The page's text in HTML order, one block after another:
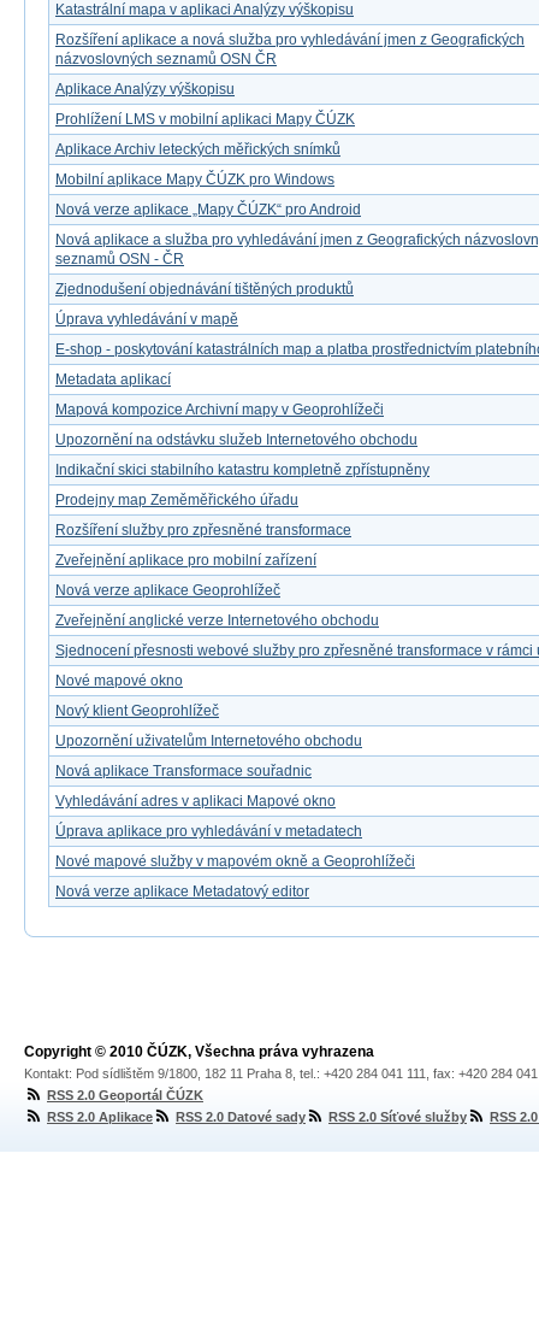
Katastrální mapa v aplikaci Analýzy výškopisu
Rozšíření aplikace a nová služba pro vyhledávání jmen z Geografických
názvoslovných seznamů OSN ČR
Aplikace Analýzy výškopisu
Prohlížení LMS v mobilní aplikaci Mapy ČÚZK
Aplikace Archiv leteckých měřických snímků
Mobilní aplikace Mapy ČÚZK pro Windows
Nová verze aplikace „Mapy ČÚZK“ pro Android
Nová aplikace a služba pro vyhledávání jmen z Geografických
seznamů OSN - ČR
Zjednodušení objednávání tištěných produktů
Úprava vyhledávání v mapě
E-shop - poskytování katastrálních map a platba prostřednictvím
Metadata aplikací
Mapová kompozice Archivní mapy v Geoprohlížeči
Upozornění na odstávku služeb Internetového obchodu
Indikační skici stabilního katastru kompletně zpřístupněny
Prodejny map Zeměměřického úřadu
Rozšíření služby pro zpřesněné transformace
Zveřejnění aplikace pro mobilní zařízení
Nová verze aplikace Geoprohlížeč
Zveřejnění anglické verze Internetového obchodu
Sjednocení přesnosti webové služby pro zpřesněné transformace v rámci
Nové mapové okno
Nový klient Geoprohlížeč
Upozornění uživatelům Internetového obchodu
Nová aplikace Transformace souřadnic
Vyhledávání adres v aplikaci Mapové okno
Úprava aplikace pro vyhledávání v metadatech
Nové mapové služby v mapovém okně a Geoprohlížeči
Nová verze aplikace Metadatový editor
Copyright © 2010 ČÚZK, Všechna práva vyhrazena
Kontakt: Pod sídlištěm 9/1800, 182 11 Praha 8, tel.: +420 284 041 111, fax: +420 284
RSS 2.0 Geoportál ČÚZK
RSS 2.0 Aplikace
RSS 2.0 Datové sady RSS 2.0 Síťové služby RSS